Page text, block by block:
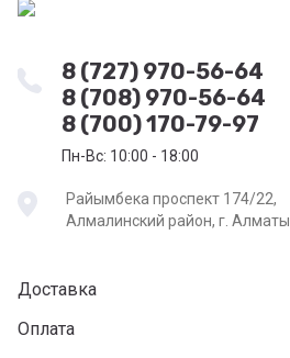
8 (727) 970-56-64
8 (708) 970-56-64
8 (700) 170-79-97
Пн-Вс: 10:00 - 18:00
Райымбека проспект 174/22,
Алмалинский район, г. Алматы
Доставка
Оплата